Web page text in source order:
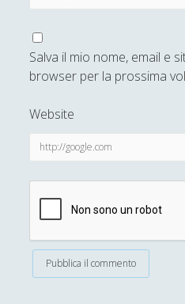
Simone Di Massa
Stefano Bernini
Stefano Sabatini
Umberto Rossolini
Valeria Franco
Wolfgang Francesco Pili
Salva il mio nome, email e
browser per la prossima
Website